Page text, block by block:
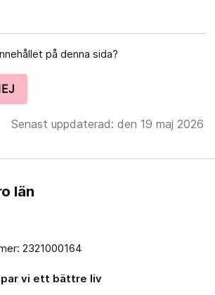
på denna sida?
Senast uppdaterad: den 19 maj 2026
län
2321000164
vi ett bättre liv